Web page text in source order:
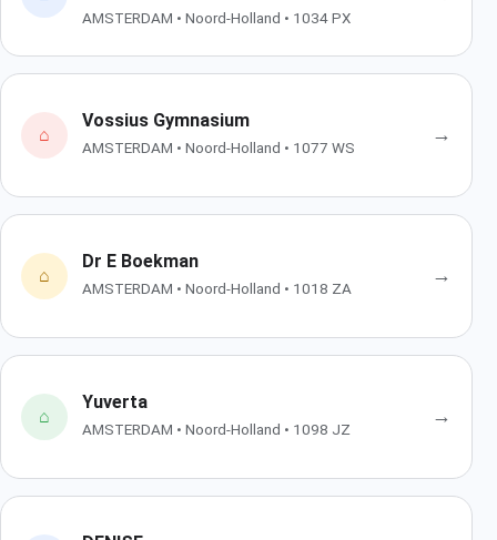
AMSTERDAM • Noord-Holland • 1034 PX
⌂
Vossius Gymnasium
AMSTERDAM • Noord-Holland • 1077 WS
→
⌂
Dr E Boekman
AMSTERDAM • Noord-Holland • 1018 ZA
→
⌂
Yuverta
AMSTERDAM • Noord-Holland • 1098 JZ
→